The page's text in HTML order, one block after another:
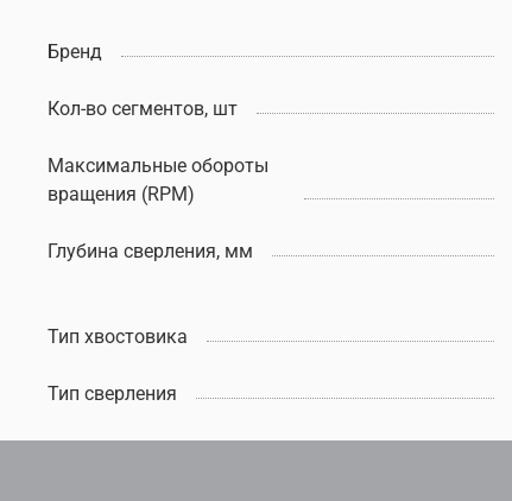
Бренд
Кол-во сегментов, шт
Максимальные обороты
вращения (RPM)
Глубина сверления, мм
Тип хвостовика
Тип сверления